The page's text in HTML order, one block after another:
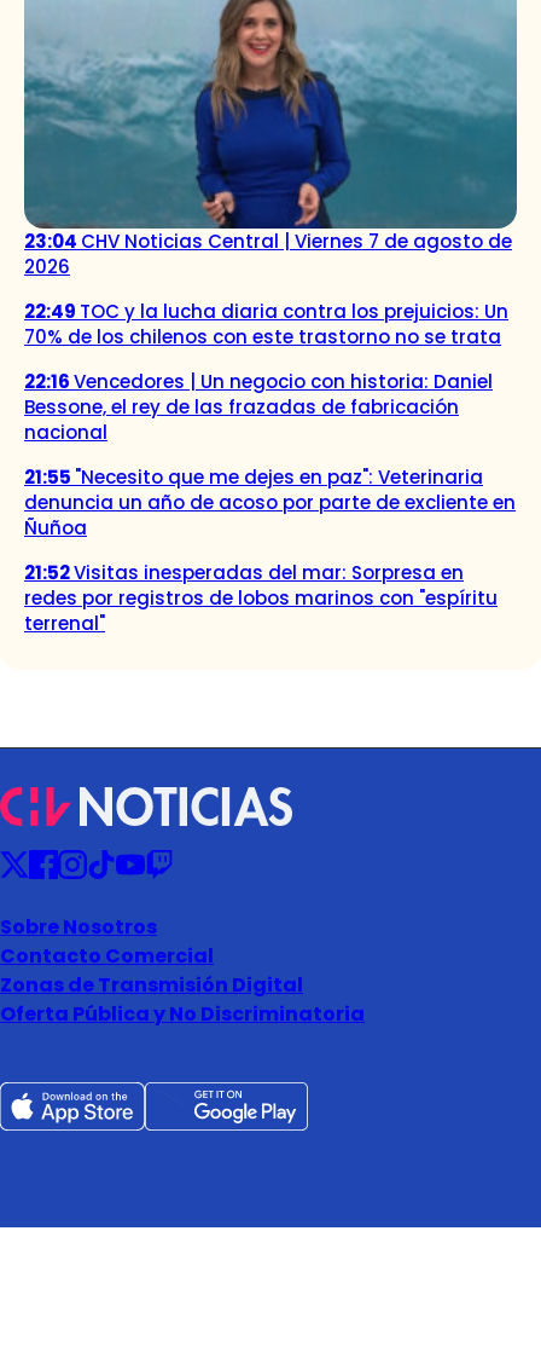
23:04 CHV Noticias Central | Viernes 7 de agosto de
2026
22:49 TOC y la lucha diaria contra los prejuicios: Un
70% de los chilenos con este trastorno no se trata
22:16Vencedores | Un negocio con historia: Daniel
Bessone, el rey de las frazadas de fabricación
nacional
21:55 "Necesito que me dejes en paz": Veterinaria
denuncia un año de acoso por parte de excliente en
Ñuñoa
21:52Visitas inesperadas del mar: Sorpresa en
redes por registros de lobos marinos con "espíritu
terrenal"
Sobre Nosotros
Contacto Comercial
Zonas de Transmisión Digital
Oferta Pública y No Discriminatoria